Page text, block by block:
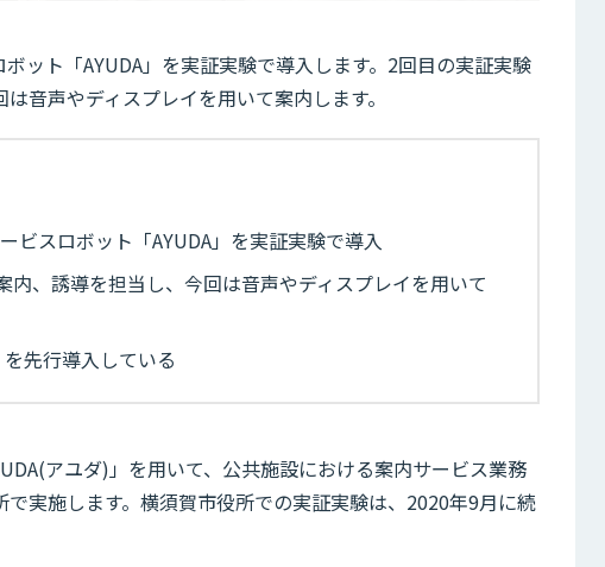
ット「AYUDA」を実証実験で導入します。2回目の実証実験
音声やディスプレイを用いて案内します。
ビスロボット「AYUDA」を実証実験で導入
、誘導を担当し、今回は音声やディスプレイを用いて
先行導入している
アユダ)」を用いて、公共施設における案内サービス業務
実施します。横須賀市役所での実証実験は、2020年9月に続